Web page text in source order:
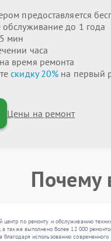
предоставляется
обслуживание до 1 года
мин
часа
время ремонта
скидку 20% на первый
Цены на ремонт
Почему
по ремонту и обслуживанию
также выполнено более 12 000
использованию современного